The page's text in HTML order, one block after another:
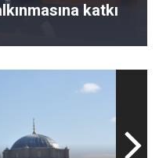
katkı